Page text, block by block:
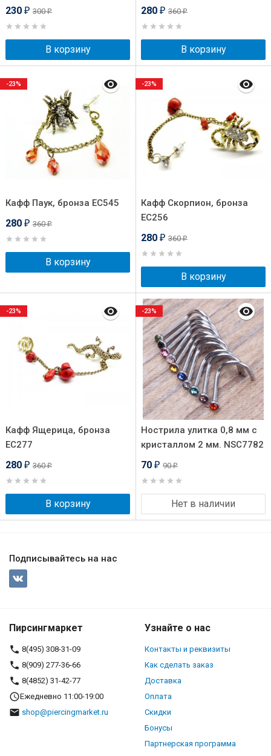
230 ₽ 300₽
В корзину
280 ₽ 360₽
В корзину
Кафф Паук, бронза EC545
280 ₽ 360₽
В корзину
-23%
Кафф Скорпион, бронза
EC256
280 ₽ 360₽
В корзину
-23%
Кафф Ящерица, бронза
EC277
280 ₽ 360₽
В корзину
-23%
Нострила улитка 0,8 мм с
кристаллом 2 мм. NSC7782
70 ₽ 90₽
Нет в наличии
-23%
Подписывайтесь на нас
Пирсингмаркет
8(495) 308-31-09
8(909) 277-36-66
8(4852) 31-42-77
Ежедневно 11:00-19:00
shop@piercingmarket.ru
Узнайте о нас
Контакты и реквизиты
Как сделать заказ
Доставка
Оплата
Скидки
Бонусы
Партнерская программа